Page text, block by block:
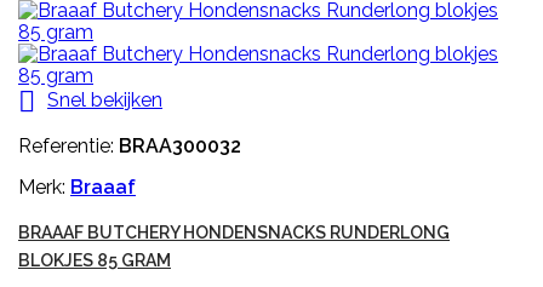
 Snel bekijken
Referentie: BRAA300032
Merk: Braaaf
BRAAAF BUTCHERY HONDENSNACKS RUNDERLONG
BLOKJES 85 GRAM